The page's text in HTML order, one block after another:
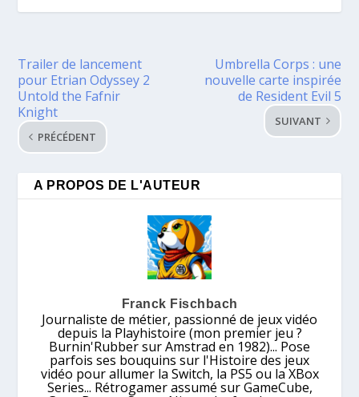
Trailer de lancement
pour Etrian Odyssey 2
Untold the Fafnir
Knight
PRÉCÉDENT
Umbrella Corps : une
nouvelle carte inspirée
de Resident Evil 5
SUIVANT
A PROPOS DE L'AUTEUR
Franck Fischbach
Journaliste de métier, passionné de jeux vidéo
depuis la Playhistoire (mon premier jeu ?
Burnin'Rubber sur Amstrad en 1982)... Pose
parfois ses bouquins sur l'Histoire des jeux
vidéo pour allumer la Switch, la PS5 ou la XBox
Series... Rétrogamer assumé sur GameCube,